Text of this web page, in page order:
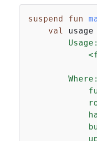
suspend fun
val
usage
        Usage:
        Where: